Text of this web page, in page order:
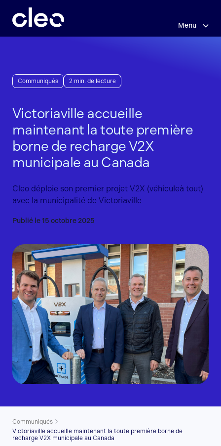
contenu
Menu
Communiqués 2 min. de lecture
Victoriaville accueille
maintenant la toute première
borne de recharge V2X
municipale au Canada
Cleo déploie son premier projet V2X (véhiculeà tout)
avec la municipalité de Victoriaville
Publié le 15 octobre 2025
Communiqués
Victoriaville accueille maintenant la toute première borne de
recharge V2X municipale au Canada